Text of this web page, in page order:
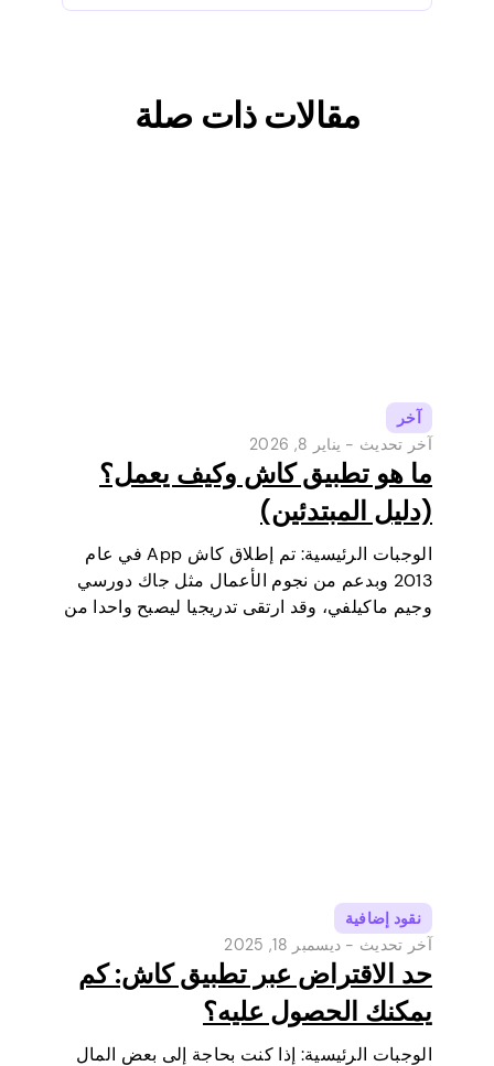
مقالات ذات صلة
آخر
آخر تحديث - يناير 8, 2026
ما هو تطبيق كاش وكيف يعمل؟
(دليل المبتدئين)
الوجبات الرئيسية: تم إطلاق كاش App في عام
2013 وبدعم من نجوم الأعمال مثل جاك دورسي
وجيم ماكيلفي، وقد ارتقى تدريجيا ليصبح واحدا من
نقود إضافية
آخر تحديث - ديسمبر 18, 2025
حد الاقتراض عبر تطبيق كاش: كم
يمكنك الحصول عليه؟
الوجبات الرئيسية: إذا كنت بحاجة إلى بعض المال